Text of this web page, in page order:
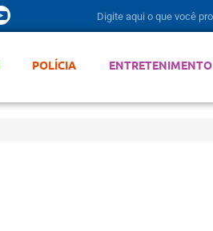
POLÍCIA ENTRETENIMENTO